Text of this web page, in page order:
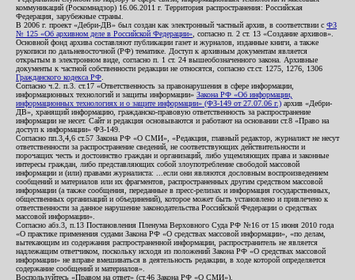
коммуникаций (Роскомнадзор) 16.06.2011 г. Территория распространения: Российская
Федерация, зарубежные страны.
В 2006 г. проект «Дебри-ДВ» был создан как электронный частный архив, в соответствии с ФЗ
№ 125 «Об архивном деле в Российской Федерации» , согласно п. 2 ст. 13 «Создание архивов».
Основной фонд архива составляют публикации газет и журналов, изданные книги, а также
рукописи по дальневосточной (РФ) тематике. Доступ к архивным документам является
открытым в электронном виде, согласно п. 1 ст. 24 вышеобозначенного закона. Архивные
документы к частной собственности редакции не относятся, согласно ст.ст. 1275, 1276, 1306
Гражданского кодекса РФ
Согласно ч.2. п.3. ст.17 «Ответственность за правонарушения в сфере информации,
информационных технологий и защиты информации» Закона РФ «Об информации,
информационных технологиях и о защите информации» (ФЗ-149 от 27.07.06 г.) архив «Дебри-
ДВ», хранящий информацию, гражданско-правовую ответственность за распространение
информации не несет. Сайт и редакция основываются и работают на основании ст.8 «Право на
доступ к информации» ФЗ-149.
Согласно пп.3,4,6 ст.57 Закона РФ «О СМИ», «Редакция, главный редактор, журналист не несут
ответственности за распространение сведений, не соответствующих действительности и
порочащих честь и достоинство граждан и организаций, либо ущемляющих права и законные
интересы граждан, либо представляющих собой злоупотребление свободой массовой
информации и (или) правами журналиста: ...если они являются дословным воспроизведением
сообщений и материалов или их фрагментов, распространенных другим средством массовой
информации (а также сообщения, переданные в пресс-релизах и информация государственных,
общественных организаций и объединений), которое может быть установлено и привлечено к
ответственности за данное нарушение законодательства Российской Федерации о средствах
массовой информации».
Согласно абз.3, п.13 Постановления Пленума Верховного Суда РФ №16 от 15 июня 2010 года
«О практике применения судами Закона РФ «О средствах массовой информации», «по делам,
вытекающим из содержания распространенной информации, распространитель не является
надлежащим ответчиком, поскольку исходя из положений Закона РФ «О средствах массовой
информации» не вправе вмешиваться в деятельность редакции, в ходе которой определяется
содержание сообщений и материалов».
Воспользуйтесь «Правом на ответ» (ст.46 Закона РФ «О СМИ»).